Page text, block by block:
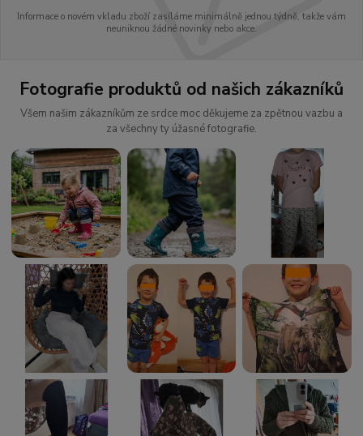
Informace o novém vkladu zboží zasíláme minimálně jednou týdně, takže vám
neuniknou žádné novinky nebo akce.
Fotografie produktů od našich zákazníků
Všem našim zákazníkům ze srdce moc děkujeme za zpětnou vazbu a
za všechny ty úžasné fotografie.